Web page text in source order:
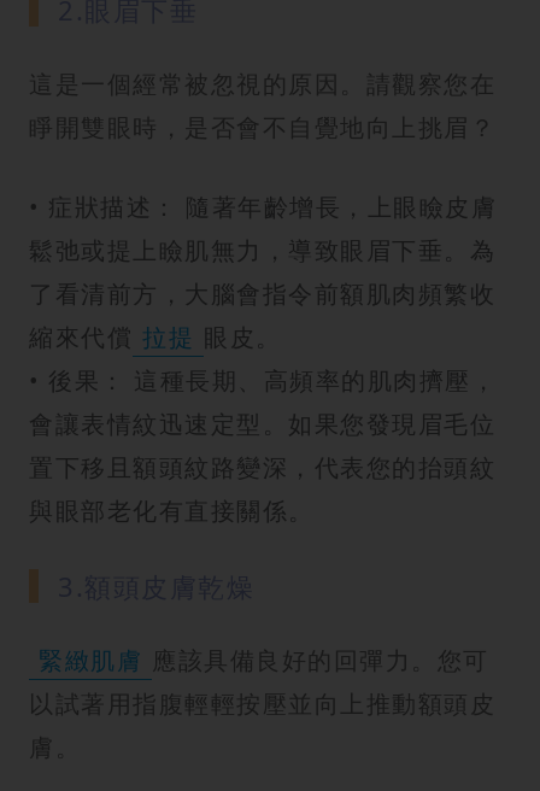
這是一個經常被忽視的原因。請觀察您在
睜開雙眼時，是否會不自覺地向上挑眉？
• 症狀描述： 隨著年齡增長，上眼瞼皮膚
鬆弛或提上瞼肌無力，導致眼眉下垂。為
了看清前方，大腦會指令前額肌肉頻繁收
縮來代償 拉提 眼皮。
• 後果： 這種長期、高頻率的肌肉擠壓，
會讓表情紋迅速定型。如果您發現眉毛位
置下移且額頭紋路變深，代表您的抬頭紋
與眼部老化有直接關係。
緊緻肌膚 應該具備良好的回彈力。您可
以試著用指腹輕輕按壓並向上推動額頭皮
膚。